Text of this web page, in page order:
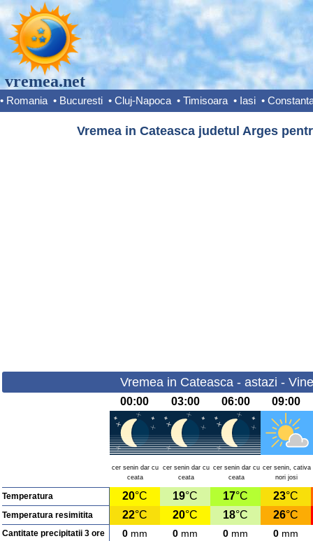
vremea.net
• Romania • Bucuresti • Cluj-Napoca • Timisoara • Iasi •
Vremea in Cateasca judetul Arges
Vremea in Cateasca - astazi -
00:00 03:00 06:00 09:00
cer senin dar cu
ceata
cer senin dar cu
ceata
cer senin dar cu
ceata
cer senin, cativa
nori josi
Temperatura 20°C 19°C 17°C 23°C
Temperatura resimitita 22°C 20°C 18°C 26°C
Cantitate precipitatii 3 ore 0 mm 0 mm 0 mm 0 mm